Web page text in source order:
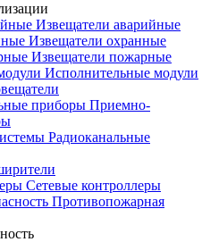
Извещатели аварийные
Извещатели охранные
Извещатели пожарные
Исполнительные модули
Приемно-
Радиоканальные
Сетевые контроллеры
Противопожарная